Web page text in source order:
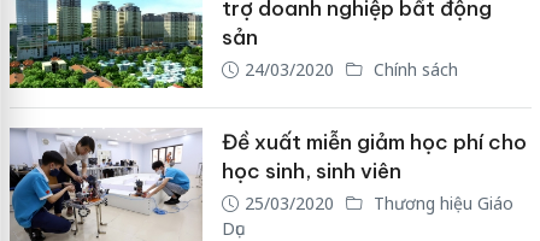
trợ doanh nghiệp bất động
sản
24/03/2020 Chính sách
Đề xuất miễn giảm học phí cho
học sinh, sinh viên
25/03/2020
Thương hiệu Giáo
Dục